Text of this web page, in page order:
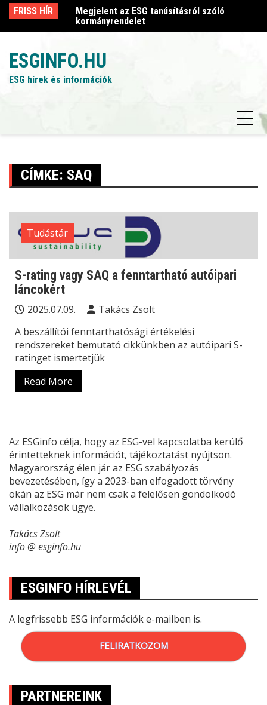
Skip
content
FRISS HÍR
szóló
Megjelent az ESG tanúsításról szóló
kormányrendelet
ESGINFO.HU
ESG hírek és információk
CÍMKE: SAQ
Tudástár
S-rating vagy SAQ a fenntartható autóipari
láncokért
2025.07.09.
Takács Zsolt
A beszállítói fenntarthatósági értékelési
rendszereket bemutató cikkünkben az autóipari S-
ratinget ismertetjük
Read More
Az ESGinfo célja, hogy az ESG-vel kapcsolatba kerülő
érintetteknek információt, tájékoztatást nyújtson.
Magyarország élen jár az ESG szabályozás
bevezetésében, így a 2023-ban elfogadott törvény
okán az ESG már nem csak a felelősen gondolkodó
vállalkozások ügye.
Takács Zsolt
info @ esginfo.hu
ESGINFO HÍRLEVÉL
A legfrissebb ESG információk e-mailben is.
FELIRATKOZOM
PARTNEREINK